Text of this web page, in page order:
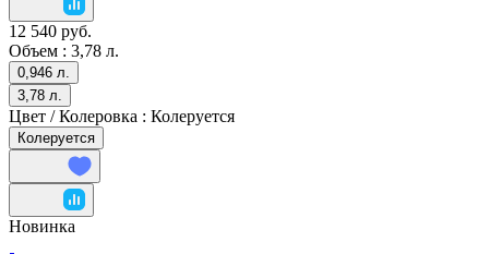
12 540 руб.
Объем : 3,78 л.
0,946 л.
3,78 л.
Цвет / Колеровка : Колеруется
Колеруется
Новинка